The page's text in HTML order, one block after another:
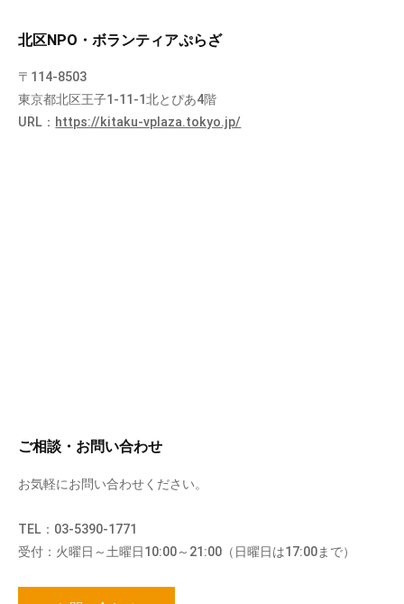
北区NPO・ボランティアぷらざ
〒114-8503
東京都北区王子1-11-1北とぴあ4階
URL： https://kitaku-vplaza.tokyo.jp/
ご相談・お問い合わせ
お気軽にお問い合わせください。
TEL：03-5390-1771
受付：火曜日～土曜日10:00～21:00（日曜日は17:00まで）